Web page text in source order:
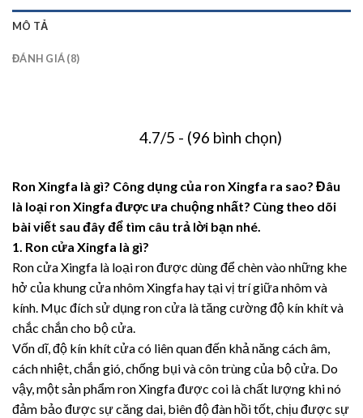
MÔ TẢ
ĐÁNH GIÁ (8)
4.7/5 - (96 bình chọn)
Ron Xingfa là gì? Công dụng của ron Xingfa ra sao? Đâu
là loại ron Xingfa được ưa chuộng nhất? Cùng theo dõi
bài viết sau đây để tìm câu trả lời bạn nhé.
1. Ron cửa Xingfa là gì?
Ron cửa Xingfa là loại ron được dùng để chèn vào những khe
hở của khung cửa nhôm Xingfa hay tại vị trí giữa nhôm và
kính. Mục đích sử dụng ron cửa là tăng cường độ kín khít và
chắc chắn cho bộ cửa.
Vốn dĩ, độ kín khít cửa có liên quan đến khả năng cách âm,
cách nhiệt, chắn gió, chống bụi và côn trùng của bộ cửa. Do
vậy, một sản phẩm ron Xingfa được coi là chất lượng khi nó
đảm bảo được sự căng dai, biên độ đàn hồi tốt, chịu được sự